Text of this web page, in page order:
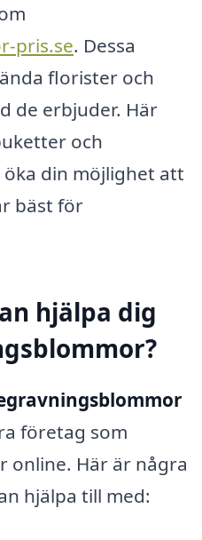
pris.se. Dessa
florister och
de erbjuder. Här
och
din möjlighet att
bäst för
hjälpa dig
företag som
online. Här är några
hjälpa till med: